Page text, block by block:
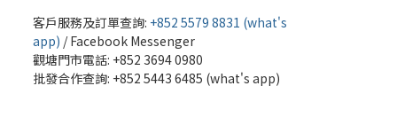
客戶服務及訂單查詢: +852 5579 8831 (what's
app) /Facebook Messenger
觀塘門市電話: +852 3694 0980
批發合作查詢: +852 5443 6485 (what's app)